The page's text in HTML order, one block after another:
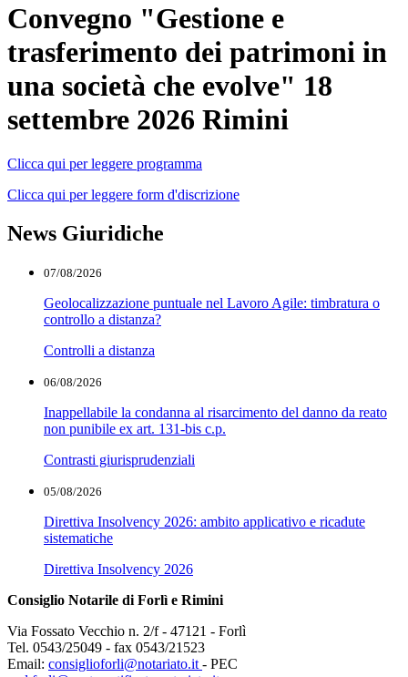
Convegno "Gestione e
trasferimento dei patrimoni in
una società che evolve" 18
settembre 2026 Rimini
Clicca qui per leggere programma
Clicca qui per leggere form d'discrizione
News Giuridiche
07/08/2026
Geolocalizzazione puntuale nel Lavoro Agile: timbratura o
controllo a distanza?
Controlli a distanza
06/08/2026
Inappellabile la condanna al risarcimento del danno da reato
non punibile ex art. 131-bis c.p.
Contrasti giurisprudenziali
05/08/2026
Direttiva Insolvency 2026: ambito applicativo e ricadute
sistematiche
Direttiva Insolvency 2026
Consiglio Notarile di Forlì e Rimini
Via Fossato Vecchio n. 2/f - 47121 - Forlì
Tel. 0543/25049 - fax 0543/21523
Email: consiglioforli@notariato.it - PEC